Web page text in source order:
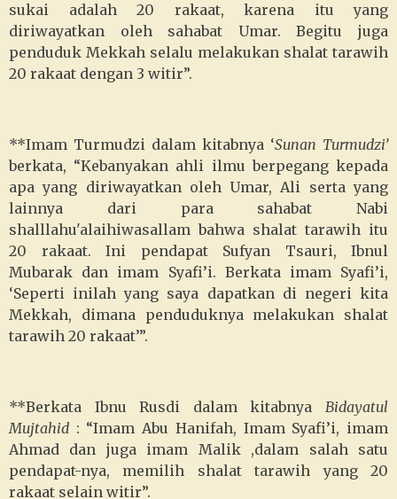
sukai adalah 20 rakaat, karena itu yang
diriwayatkan oleh sahabat Umar. Begitu juga
penduduk Mekkah selalu melakukan shalat tarawih
20 rakaat dengan 3 witir”.
**Imam Turmudzi dalam kitabnya ‘Sunan Turmudzi’
berkata, “Kebanyakan ahli ilmu berpegang kepada
apa yang diriwayatkan oleh Umar, Ali serta yang
lainnya dari para sahabat Nabi
shalllahu'alaihiwasallam bahwa shalat tarawih itu
20 rakaat. Ini pendapat Sufyan Tsauri, Ibnul
Mubarak dan imam Syafi’i. Berkata imam Syafi’i,
‘Seperti inilah yang saya dapatkan di negeri kita
Mekkah, dimana penduduknya melakukan shalat
tarawih 20 rakaat’”.
**Berkata Ibnu Rusdi dalam kitabnya Bidayatul
Mujtahid : “Imam Abu Hanifah, Imam Syafi’i, imam
Ahmad dan juga imam Malik ,dalam salah satu
pendapat-nya, memilih shalat tarawih yang 20
rakaat selain witir”.